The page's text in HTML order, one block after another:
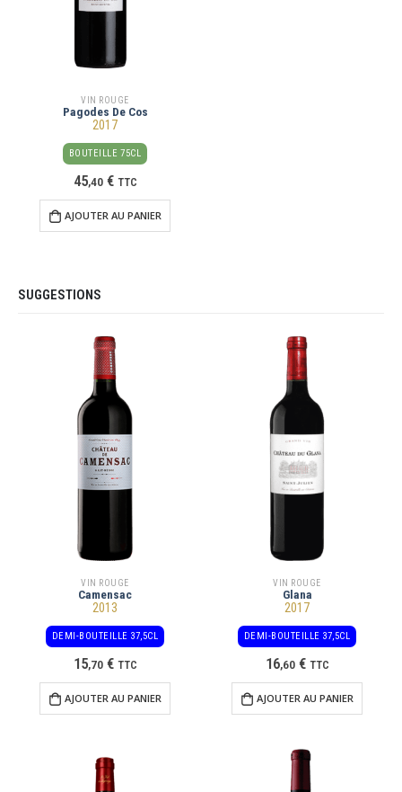
VIN ROUGE
Pagodes De Cos
2017
BOUTEILLE 75CL
45,40 € TTC
AJOUTER AU PANIER
SUGGESTIONS
VIN ROUGE
Camensac
2013
DEMI-BOUTEILLE 37,5CL
15,70 € TTC
AJOUTER AU PANIER
VIN ROUGE
Glana
2017
DEMI-BOUTEILLE 37,5CL
16,60 € TTC
AJOUTER AU PANIER